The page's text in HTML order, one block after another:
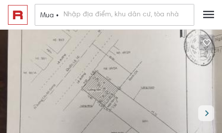
Mua •